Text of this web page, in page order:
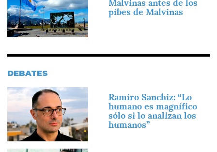
Malvinas antes de los
pibes de Malvinas
DEBATES
Imagen
Ramiro Sanchiz: “Lo
humano es magnífico
sólo si lo analizan los
humanos”